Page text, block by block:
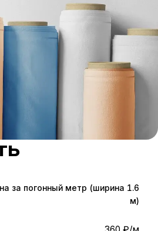
за погонный метр (ширина 1.6
м)